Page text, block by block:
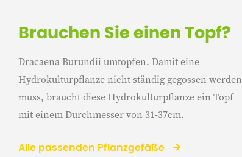
Brauchen Sie einen Topf?
Dracaena Burundii umtopfen. Damit eine
Hydrokulturpflanze nicht ständig gegossen werden
muss, braucht diese Hydrokulturpflanze ein Topf
mit einem Durchmesser von 31-37cm.
Alle passenden Pflanzgefäße